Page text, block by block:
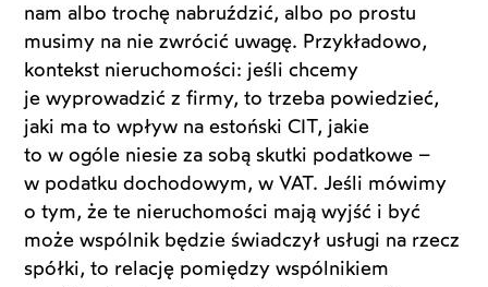
nam albo trochę nabruździć, albo po prostu
musimy na nie zwrócić uwagę. Przykładowo,
kontekst nieruchomości: jeśli chcemy
je wyprowadzić z firmy, to trzeba powiedzieć,
jaki ma to wpływ na estoński CIT, jakie
to w ogóle niesie za sobą skutki podatkowe –
w podatku dochodowym, w VAT. Jeśli mówimy
o tym, że te nieruchomości mają wyjść i być
może wspólnik będzie świadczył usługi na rzecz
spółki, to relację pomiędzy wspólnikiem